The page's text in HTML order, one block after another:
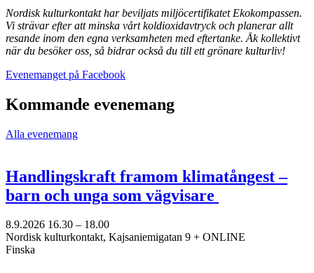
Nordisk kulturkontakt har beviljats miljöcertifikatet Ekokompassen.
Vi strävar efter att minska vårt koldioxidavtryck och planerar allt
resande inom den egna verksamheten med eftertanke. Åk kollektivt
när du besöker oss, så bidrar också du till ett grönare kulturliv!
Evenemanget på FacebookÖppnas
ny
Kommande evenemang
Alla evenemang
Handlingskraft framom klimatångest –
barn och unga som vägvisare
8.9.2026 16.30 – 18.00
Nordisk kulturkontakt, Kajsaniemigatan 9 + ONLINE
Finska